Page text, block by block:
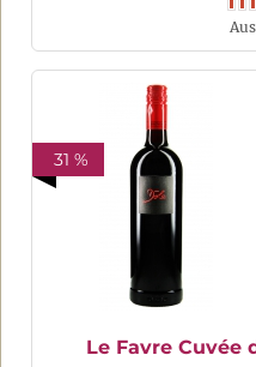
31 %
Le Favre Cuvée